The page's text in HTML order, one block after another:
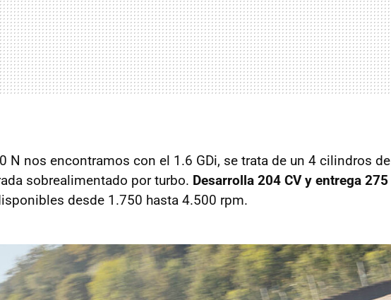
N nos encontramos con el 1.6 GDi, se trata de un 4 cilindros de
sobrealimentado por turbo. Desarrolla 204 CV y entrega 275
desde 1.750 hasta 4.500 rpm.